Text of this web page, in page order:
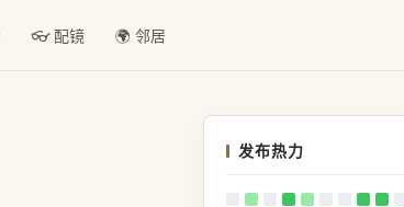
👓 配镜 🌍 邻居
发布热力